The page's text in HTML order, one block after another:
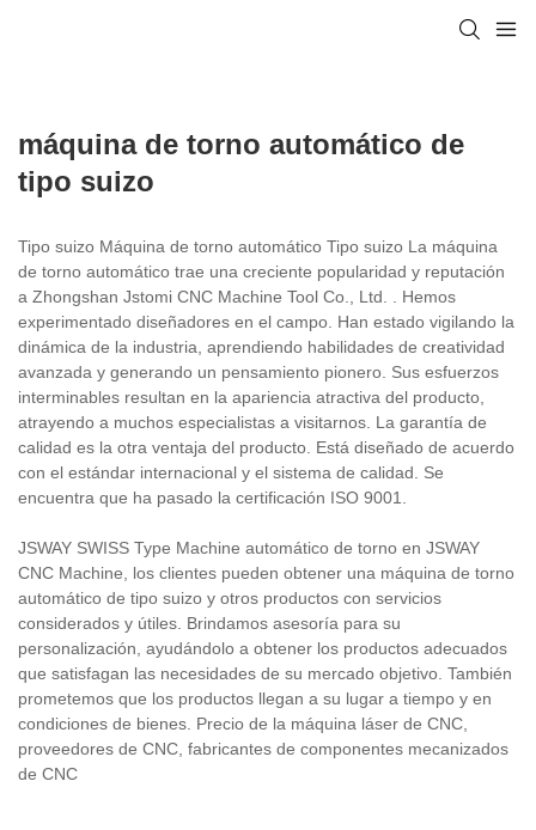
máquina de torno automático de
tipo suizo
Tipo suizo Máquina de torno automático Tipo suizo La máquina
de torno automático trae una creciente popularidad y reputación
a Zhongshan Jstomi CNC Machine Tool Co., Ltd. . Hemos
experimentado diseñadores en el campo. Han estado vigilando la
dinámica de la industria, aprendiendo habilidades de creatividad
avanzada y generando un pensamiento pionero. Sus esfuerzos
interminables resultan en la apariencia atractiva del producto,
atrayendo a muchos especialistas a visitarnos. La garantía de
calidad es la otra ventaja del producto. Está diseñado de acuerdo
con el estándar internacional y el sistema de calidad. Se
encuentra que ha pasado la certificación ISO 9001.
JSWAY SWISS Type Machine automático de torno en JSWAY
CNC Machine, los clientes pueden obtener una máquina de torno
automático de tipo suizo y otros productos con servicios
considerados y útiles. Brindamos asesoría para su
personalización, ayudándolo a obtener los productos adecuados
que satisfagan las necesidades de su mercado objetivo. También
prometemos que los productos llegan a su lugar a tiempo y en
condiciones de bienes. Precio de la máquina láser de CNC,
proveedores de CNC, fabricantes de componentes mecanizados
de CNC